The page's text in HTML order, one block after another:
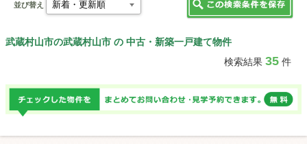
並び替え
武蔵村山市の武蔵村山市 の 中古・新築一戸建て物件
検索結果 35件